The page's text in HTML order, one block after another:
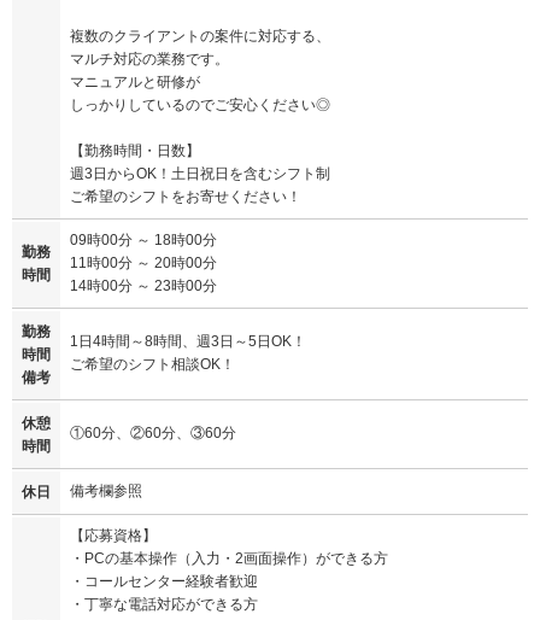
複数のクライアントの案件に対応する、
マルチ対応の業務です。
マニュアルと研修が
しっかりしているのでご安心ください◎
【勤務時間・日数】
週3日からOK！土日祝日を含むシフト制
ご希望のシフトをお寄せください！
勤務
時間
09時00分 ～ 18時00分
11時00分 ～ 20時00分
14時00分 ～ 23時00分
勤務
時間
備考
1日4時間～8時間、週3日～5日OK！
ご希望のシフト相談OK！
休憩
時間
①60分、②60分、③60分
休日 備考欄参照
【応募資格】
・PCの基本操作（入力・2画面操作）ができる方
・コールセンター経験者歓迎
・丁寧な電話対応ができる方